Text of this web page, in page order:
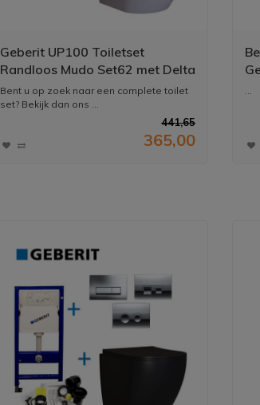
Geberit UP100 Toiletset
Randloos Mudo Set62 met Delta
Drukplaat
Bent u op zoek naar een complete toilet
set? Bekijk dan ons ...
441,65
365,00
...